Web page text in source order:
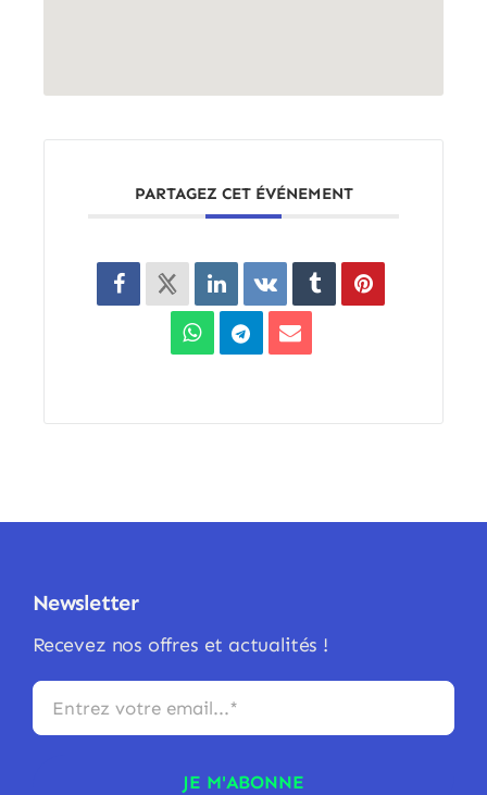
PARTAGEZ CET ÉVÉNEMENT
Newsletter
Recevez nos offres et actualités !
JE M'ABONNE